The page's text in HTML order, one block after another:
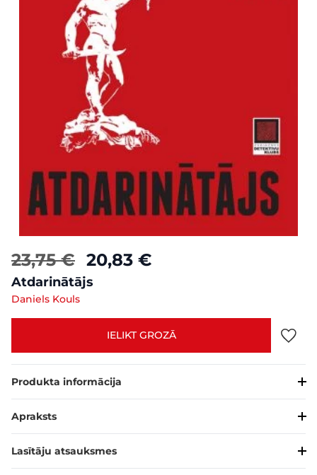
23,75 € 20,83 €
Atdarinātājs
Daniels Kouls
IELIKT GROZĀ
Produkta informācija
Apraksts
Lasītāju atsauksmes